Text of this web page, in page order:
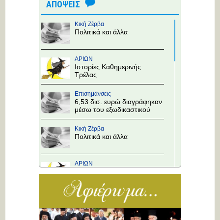
ΑΠΟΨΕΙΣ
Κική Ζέρβα
Πολιτικά και άλλα
ΑΡΙΩΝ
Ιστορίες Καθημερινής
Τρέλας
Επισημάνσεις
6,53 δισ. ευρώ διαγράφηκαν
μέσω του εξωδικαστικού
Κική Ζέρβα
Πολιτικά και άλλα
ΑΡΙΩΝ
Τρέλας
Επισημάνσεις
στους κόμβους!